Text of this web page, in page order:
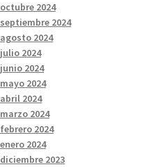
octubre 2024
septiembre 2024
agosto 2024
julio 2024
junio 2024
mayo 2024
abril 2024
marzo 2024
febrero 2024
enero 2024
diciembre 2023